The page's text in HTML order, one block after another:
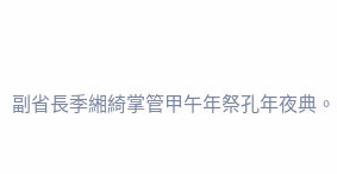
副省長季緗綺掌管甲午年祭孔年夜典。